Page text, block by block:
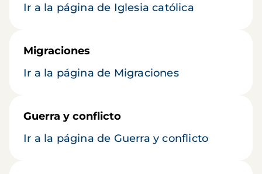
Ir a la página de Iglesia católica
Migraciones
Ir a la página de Migraciones
Guerra y conflicto
Ir a la página de Guerra y conflicto